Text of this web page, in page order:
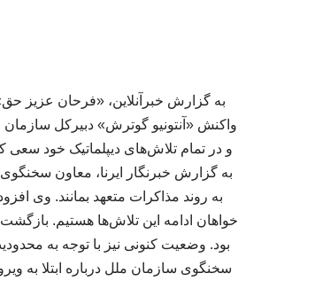
به گزارش خبرآنلاین، «فرحان عزیز
واکنش «آنتونیو گوترش» دبیرکل
و در تمام تلاش‌های دیپلماتیک خود سعی
به گزارش خبرنگار ایرنا، معاون
به روند مذاکرات متعهد بمانند. وی
خواهان ادامه این تلاش‌ها هستیم.
بود. وضعیت کنونی نیز با توجه به